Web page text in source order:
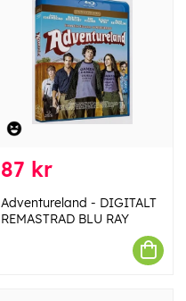
87 kr
Adventureland - DIGITALT
REMASTRAD BLU RAY